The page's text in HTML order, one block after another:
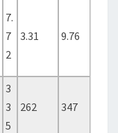
7.
7
2
3.31 9.76
3
3
5
262 347